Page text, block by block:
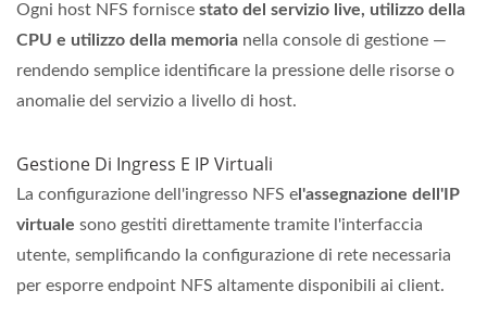
Ogni host NFS fornisce stato del servizio live, utilizzo della
CPU e utilizzo della memoria nella console di gestione —
rendendo semplice identificare la pressione delle risorse o
anomalie del servizio a livello di host.
Gestione Di Ingress E IP Virtuali
La configurazione dell'ingresso NFS e l'assegnazione dell'IP
virtuale sono gestiti direttamente tramite l'interfaccia
utente, semplificando la configurazione di rete necessaria
per esporre endpoint NFS altamente disponibili ai client.